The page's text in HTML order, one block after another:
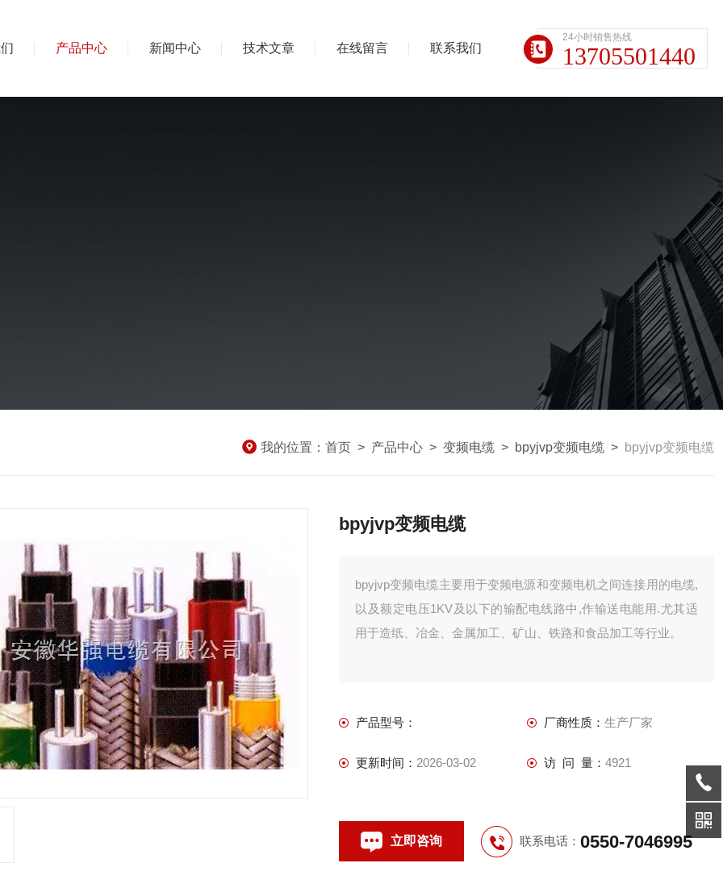
产品中心 新闻中心 技术文章 在线留言 联系我们
24小时销售热线
13705501440
我的位置： 首页 > 产品中心 > 变频电缆 > bpyjvp变频电缆 > bpyjvp变频电缆
bpyjvp变频电缆
bpyjvp变频电缆主要用于变频电源和变频电机之间连接用的电缆,
以及额定电压1KV及以下的输配电线路中,作输送电能用.尤其适
用于造纸、冶金、金属加工、矿山、铁路和食品加工等行业。
产品型号： 厂商性质： 生产厂家
更新时间： 2026-03-02 访 问 量： 4921
立即咨询 联系电话： 0550-7046995